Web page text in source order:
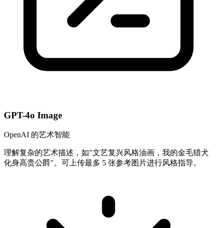
GPT-4o Image
OpenAI 的艺术智能
理解复杂的艺术描述，如"文艺复兴风格油画，我的金毛猎犬
化身高贵公爵"。可上传最多 5 张参考图片进行风格指导。